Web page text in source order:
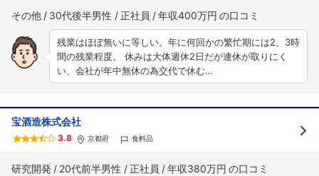
その他 30代後半男性 正社員 年収400万円
残業はほぼ無いに等しい。年に何回かの繁忙期には2、3時
間の残業程度。 休みは大体週休2日だが連休が取りにく
い、会社が年中無休の為交代で休む…
宝酒造株式会社
3.8 京都府 食料品
研究開発 20代前半男性 正社員 年収380万円